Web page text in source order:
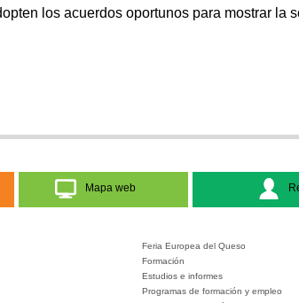
los acuerdos oportunos para mostrar la
Mapa web
Feria Europea del Queso
Formación
Estudios e informes
Programas de formación y empleo